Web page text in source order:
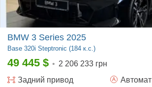
BMW 3 Series 2025
Base 320i Steptronic (184 к.с.)
49 445 $ • 2 206 233 грн
Задний привод
Автомат